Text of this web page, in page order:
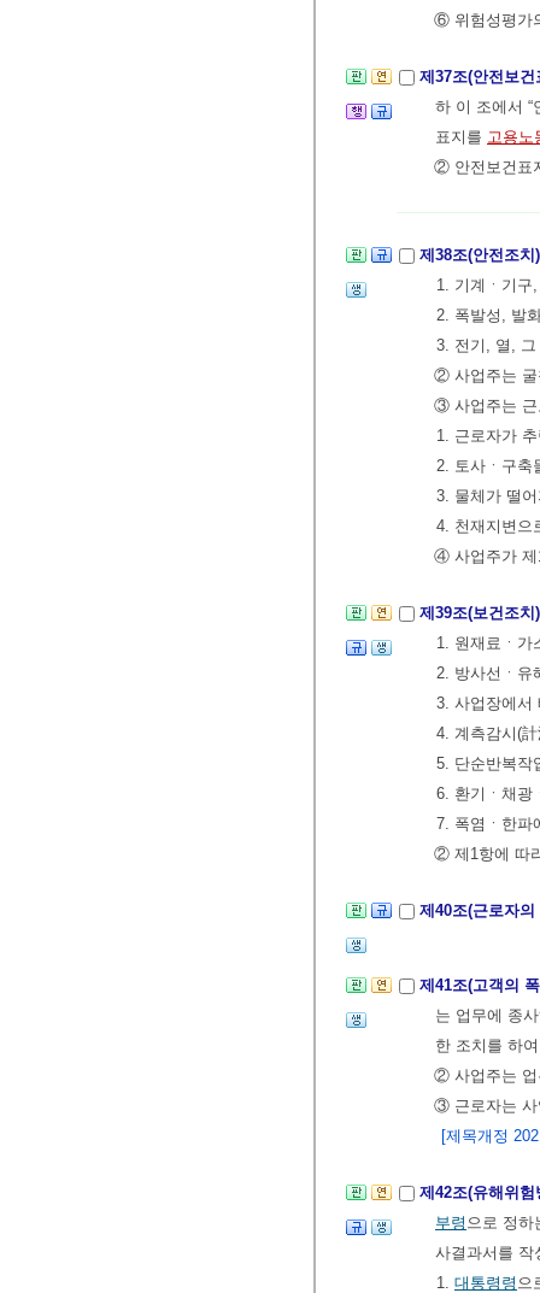
⑥ 위험성평가
제37조(안전보
하 이 조에서
표지를 고용노
② 안전보건표
제38조(안전조
1. 기계ㆍ기구
2. 폭발성, 발
3. 전기, 열,
② 사업주는 굴
③ 사업주는 근
1. 근로자가
2. 토사ㆍ구축
3. 물체가 떨
4. 천재지변으
④ 사업주가 제
제39조(보건조
1. 원재료ㆍ가
2. 방사선ㆍ유
3. 사업장에서
4. 계측감시(
5. 단순반복작
6. 환기ㆍ채광
7. 폭염ㆍ한파
② 제1항에 따
제40조(근로자
제41조(고객의
는 업무에 종
한 조치를 하
② 사업주는 업
③ 근로자는 사
[제목개정
제42조(유해위
부령 으로 정하
사결과서를
1. 대통령령 으